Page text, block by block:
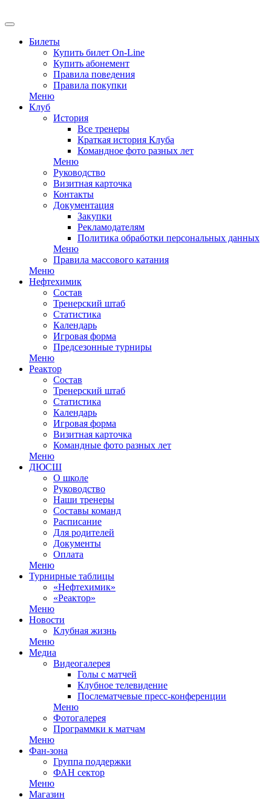
Билеты
Купить билет On-Line
Купить абонемент
Правила поведения
Правила покупки
Меню
Клуб
История
Все тренеры
Краткая история Клуба
Командное фото разных лет
Меню
Руководство
Визитная карточка
Контакты
Документация
Закупки
Рекламодателям
Политика обработки персональных данных
Меню
Правила массового катания
Меню
Нефтехимик
Состав
Тренерский штаб
Статистика
Календарь
Игровая форма
Предсезонные турниры
Меню
Реактор
Состав
Тренерский штаб
Статистика
Календарь
Игровая форма
Визитная карточка
Командные фото разных лет
Меню
ДЮСШ
О школе
Руководство
Наши тренеры
Составы команд
Расписание
Для родителей
Документы
Оплата
Меню
Турнирные таблицы
«Нефтехимик»
«Реактор»
Меню
Новости
Клубная жизнь
Меню
Медиа
Видеогалерея
Голы с матчей
Клубное телевидение
Послематчевые пресс-конференции
Меню
Фотогалерея
Программки к матчам
Меню
Фан-зона
Группа поддержки
ФАН сектор
Меню
Магазин